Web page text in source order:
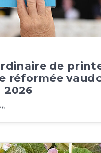
de
réformée
2026